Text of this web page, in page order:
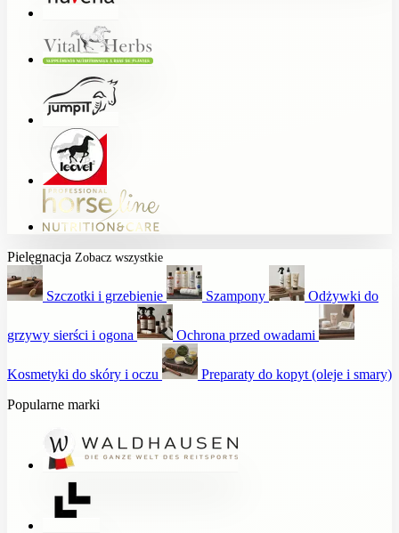
Pielęgnacja Zobacz wszystkie
Szczotki i grzebienie Szampony Odżywki do
grzywy sierści i ogona Ochrona przed owadami
Kosmetyki do skóry i oczu
Preparaty do kopyt (oleje i smary)
Popularne marki